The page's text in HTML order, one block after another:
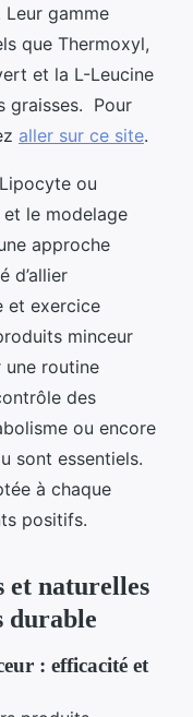
gamme
que Thermoxyl,
et la L-Leucine
graisses. Pour
aller sur ce site.
ou
le modelage
approche
d’allier
et exercice
minceur
routine
des
ou encore
sont essentiels.
à chaque
positifs.
et naturelles
durable
: efficacité et